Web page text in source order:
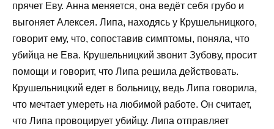
прячет Еву. Анна меняется, она ведёт себя грубо и
выгоняет Алексея. Липа, находясь у Крушельницкого,
говорит ему, что, сопоставив симптомы, поняла, что
убийца не Ева. Крушельницкий звонит Зубову, просит
помощи и говорит, что Липа решила действовать.
Крушельницкий едет в больницу, ведь Липа говорила,
что мечтает умереть на любимой работе. Он считает,
что Липа провоцирует убийцу. Липа отправляет